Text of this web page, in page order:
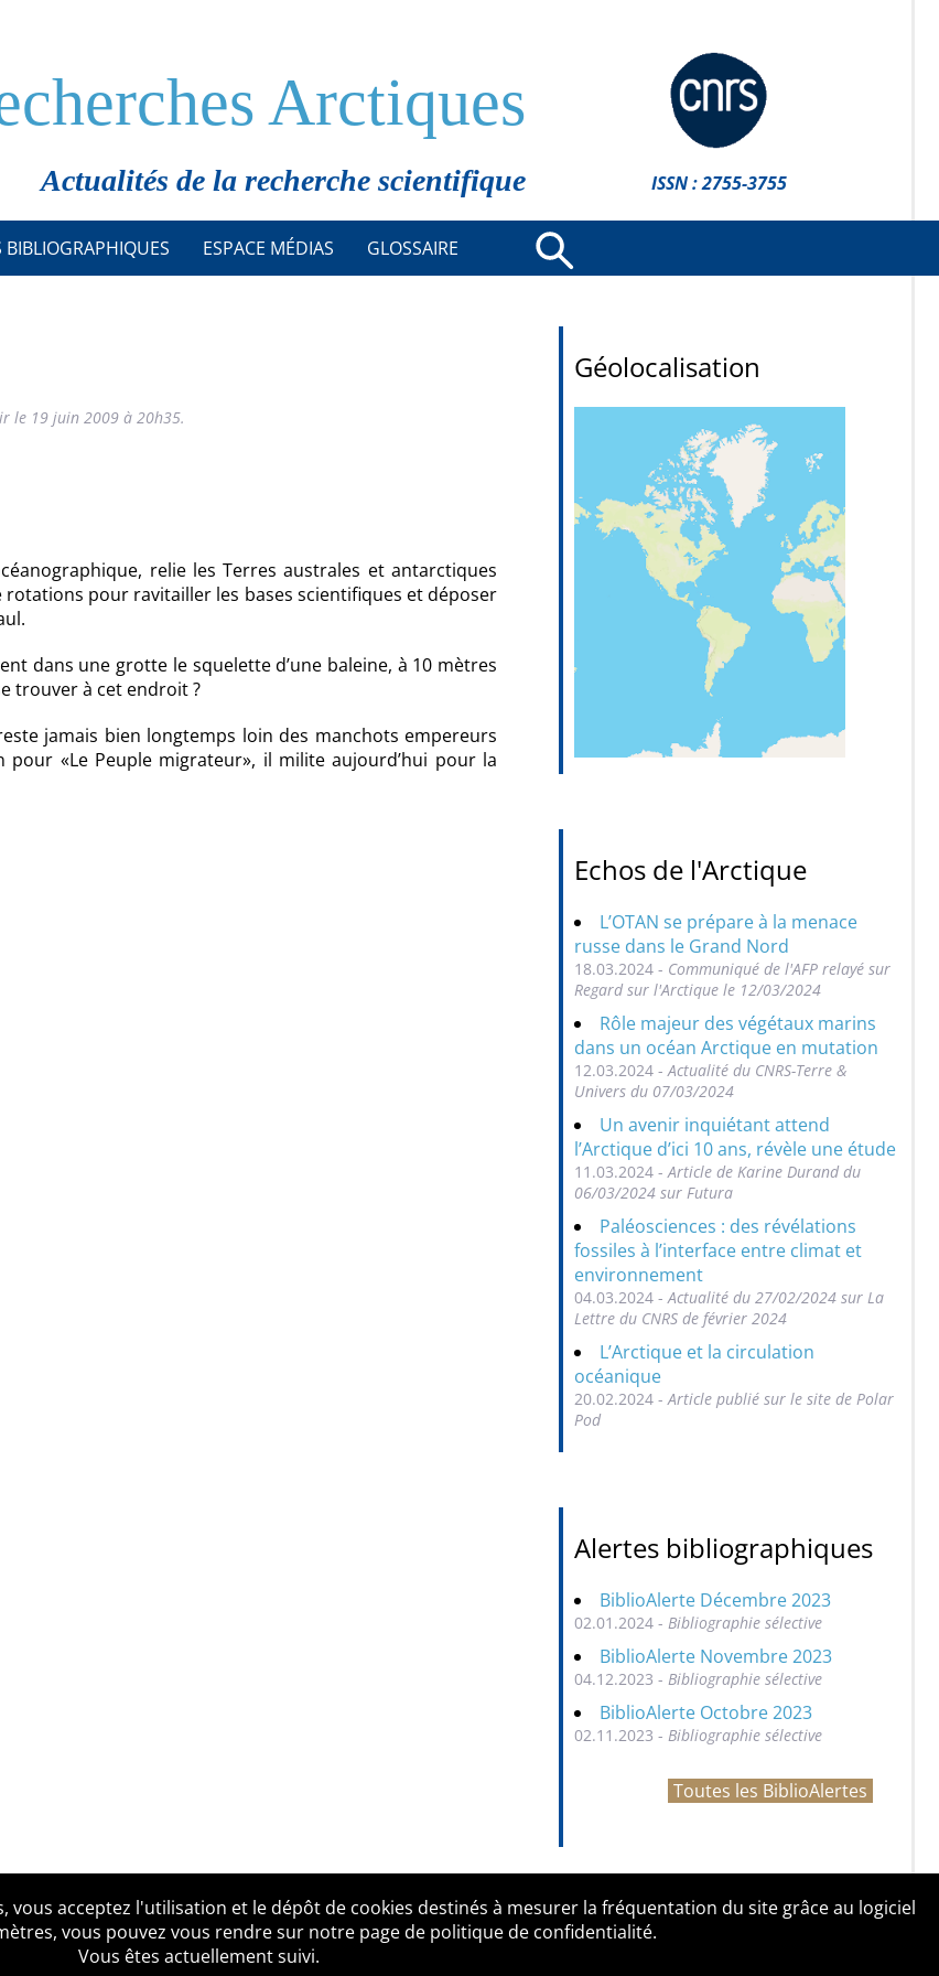
Arctiques
Actualités de la recherche scientifique ISSN : 2755-3755
BIBLIOGRAPHIQUES ESPACE MÉDIAS GLOSSAIRE
le 19 juin 2009 à 20h35.
relie les Terres australes et antarctiques
pour ravitailler les bases scientifiques et déposer
dans une grotte le squelette d’une baleine, à 10 mètres
trouver à cet endroit ?
jamais bien longtemps loin des manchots empereurs
«Le Peuple migrateur», il milite aujourd’hui pour la
Géolocalisation
Echos de l'Arctique
L’OTAN se prépare à la menace
russe dans le Grand Nord
18.03.2024 - Communiqué de l'AFP relayé sur
Regard sur l'Arctique le 12/03/2024
Rôle majeur des végétaux marins
dans un océan Arctique en mutation
12.03.2024 - Actualité du CNRS-Terre &
Univers du 07/03/2024
Un avenir inquiétant attend
l’Arctique d’ici 10 ans, révèle une étude
11.03.2024 - Article de Karine Durand du
06/03/2024 sur Futura
Paléosciences : des révélations
fossiles à l’interface entre climat et
environnement
04.03.2024 - Actualité du 27/02/2024 sur La
Lettre du CNRS de février 2024
L’Arctique et la circulation
océanique
20.02.2024 - Article publié sur le site de Polar
Pod
Alertes bibliographiques
BiblioAlerte Décembre 2023
02.01.2024 - Bibliographie sélective
BiblioAlerte Novembre 2023
04.12.2023 - Bibliographie sélective
BiblioAlerte Octobre 2023
02.11.2023 - Bibliographie sélective
Toutes les BiblioAlertes
Mentions légales Accessibilité Politique de confidentialité Contact
acceptez l'utilisation et le dépôt de cookies destinés à mesurer la fréquentation du site grâce au logiciel
vous pouvez vous rendre sur notre page de politique de confidentialité.
Vous êtes actuellement suivi.